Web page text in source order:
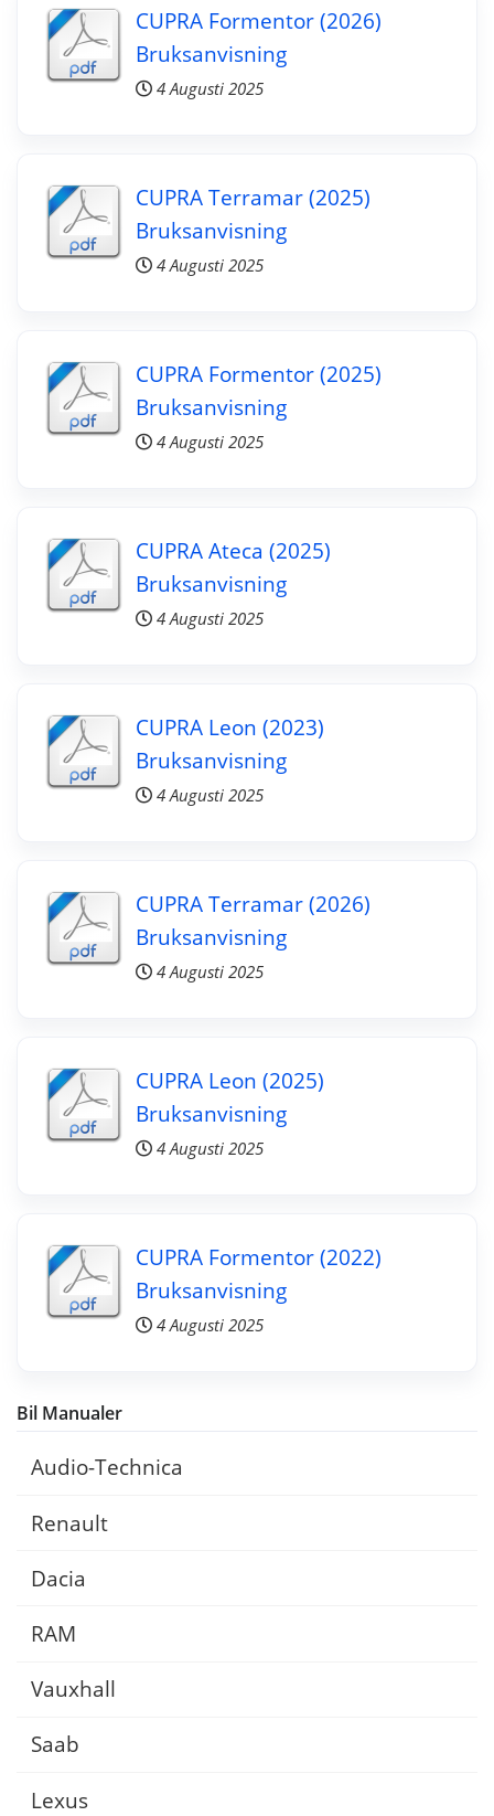
CUPRA Formentor (2026)
Bruksanvisning
4 Augusti 2025
CUPRA Terramar (2025)
Bruksanvisning
4 Augusti 2025
CUPRA Formentor (2025)
Bruksanvisning
4 Augusti 2025
CUPRA Ateca (2025)
Bruksanvisning
4 Augusti 2025
CUPRA Leon (2023)
Bruksanvisning
4 Augusti 2025
CUPRA Terramar (2026)
Bruksanvisning
4 Augusti 2025
CUPRA Leon (2025)
Bruksanvisning
4 Augusti 2025
CUPRA Formentor (2022)
Bruksanvisning
4 Augusti 2025
Bil Manualer
Audio-Technica
Renault
Dacia
RAM
Vauxhall
Saab
Lexus